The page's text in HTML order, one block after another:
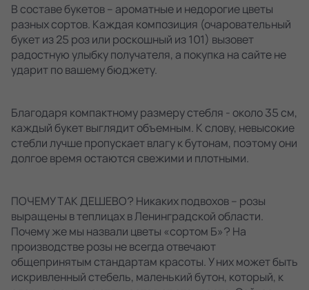
В составе букетов – ароматные и недорогие цветы
разных сортов. Каждая композиция (очаровательный
букет из 25 роз или роскошный из 101) вызовет
радостную улыбку получателя, а покупка на сайте не
ударит по вашему бюджету.
Благодаря компактному размеру стебля - около 35 см,
каждый букет выглядит объемным. К слову, невысокие
стебли лучше пропускает влагу к бутонам, поэтому они
долгое время остаются свежими и плотными.
ПОЧЕМУ ТАК ДЕШЕВО? Никаких подвохов – розы
выращены в теплицах в Ленинградской области.
Почему же мы назвали цветы «сортом Б»? На
производстве розы не всегда отвечают
общепринятым стандартам красоты. У них может быть
искривленный стебель, маленький бутон, который, к